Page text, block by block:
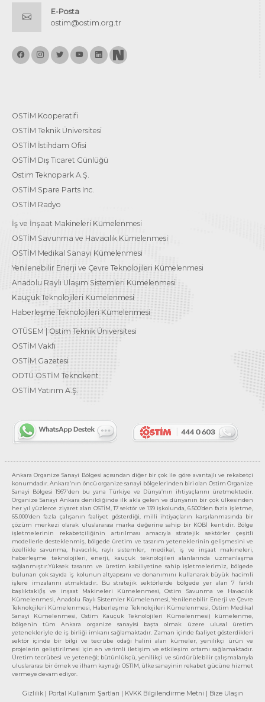
E-Posta
ostim@ostim.org.tr
OSTİM Kooperatifi
OSTİM Teknik Üniversitesi
OSTİM İstihdam Ofisi
OSTİM Dış Ticaret Günlüğü
Ostim Teknopark A.Ş.
OSTİM Spare Parts Inc.
OSTİM Radyo
İş ve İnşaat Makineleri Kümelenmesi
OSTİM Savunma ve Havacılık Kümelenmesi
OSTİM Medikal Sanayi Kümelenmesi
Yenilenebilir Enerji ve Çevre Teknolojileri Kümelenmesi
Anadolu Raylı Ulaşım Sistemleri Kümelenmesi
Kauçuk Teknolojileri Kümelenmesi
Haberleşme Teknolojileri Kümelenmesi
OTÜSEM | Ostim Teknik Üniversitesi
OSTİM Vakfı
OSTİM Gazetesi
ODTÜ OSTİM Teknokent
OSTİM Yatırım A.Ş.
Ankara Organize Sanayi Bölgesi açısından diğer bir çok ile göre avantajlı ve rekabetçi
konumdadır. Ankara’nın öncü organize sanayi bölgelerinden biri olan Ostim Organize
Sanayi Bölgesi 1967’den bu yana Türkiye ve Dünya’nın ihtiyaçlarını üretmektedir.
Organize Sanayi Ankara denildiğinde ilk akla gelen ve dünyanın bir çok ülkesinden
her yıl yüzlerce ziyaret alan OSTİM, 17 sektör ve 139 işkolunda, 6.500’den fazla işletme,
65.000’den fazla çalışanın faaliyet gösterdiği, milli ihtiyaçların karşılanmasında bir
çözüm merkezi olarak uluslararası marka değerine sahip bir KOBİ kentidir. Bölge
işletmelerinin rekabetçiliğinin artırılması amacıyla stratejik sektörler çeşitli
modellerle desteklenmiş, bölgede üretim ve tasarım yeteneklerinin gelişmesini ve
özellikle savunma, havacılık, raylı sistemler, medikal, iş ve inşaat makineleri,
haberleşme teknolojileri, enerji, kauçuk teknolojileri alanlarında uzmanlaşma
sağlanmıştır.Yüksek tasarım ve üretim kabiliyetine sahip işletmelerimiz, bölgede
bulunan çok sayıda iş kolunun altyapısını ve donanımını kullanarak büyük hacimli
işlere imzalarını atmaktadır. Bu stratejik sektörlerde bölgede yer alan 7 farklı
başlıktaki(İş ve inşaat Makineleri Kümelenmesi, Ostim Savunma ve Havacılık
Kümelenmesi, Anadolu Raylı Sistemler Kümelenmesi, Yenilenebilir Enerji ve Çevre
Teknolojileri Kümelenmesi, Haberleşme Teknolojileri Kümelenmesi, Ostim Medikal
Sanayi Kümelenmesi, Ostim Kauçuk Teknolojileri Kümelenmesi) kümelenme,
bölgenin tüm Ankara organize sanayisi başta olmak üzere ulusal üretim
yetenekleriyle de iş birliği imkanı sağlamaktadır. Zaman içinde faaliyet gösterdikleri
sektör içinde bir bilgi ve tecrübe odağı halini alan kümeler, yenilikçi ürün ve
projelerin geliştirilmesi için en verimli iletişim ve etkileşim ortamı sağlamaktadır.
Üretim tecrübesi ve yeteneği; bütünlükçü, yenilikçi ve sürdürülebilir çalışmalarıyla
uluslararası bir örnek ve ilham kaynağı OSTİM, ülke sanayinin rekabet gücüne hizmet
vermeye devam ediyor.
Gizlilik | Portal Kullanım Şartları | KVKK Bilgilendirme Metni | Bize Ulaşın